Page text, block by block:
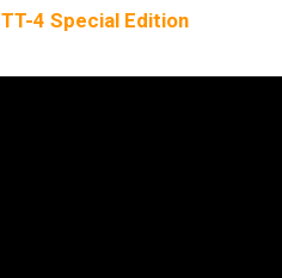
4 Special Edition